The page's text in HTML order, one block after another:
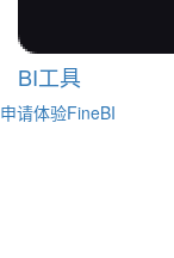
BI工具
申请体验FineBI